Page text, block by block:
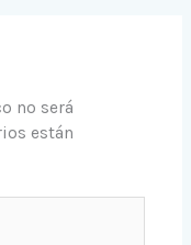
no será
están